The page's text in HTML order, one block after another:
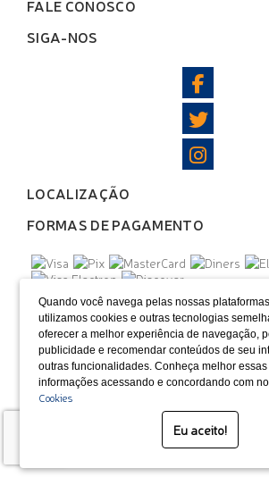
Quando você navega pelas nossas
utilizamos cookies e outras tecnologias
oferecer a melhor experiência de navegação,
publicidade e recomendar conteúdos de seu
outras funcionalidades. Conheça melhor
informações acessando e concordando com
Cookies
Eu aceito!
FALE CONOSCO
SIGA-NOS
LOCALIZAÇÃO
FORMAS DE PAGAMENTO
SELOS
Desenvolvido por Bruc